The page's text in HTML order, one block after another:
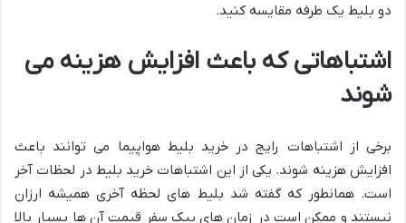
دو بلیط یک طرفه مقایسه کنید.
اشتباهاتی که باعث افزایش هزینه می
شوند
برخی از اشتباهات رایج در خرید بلیط هواپیما می توانند باعث
افزایش هزینه شوند. یکی از این اشتباهات خرید بلیط در لحظات آخر
است. همانطور که گفته شد بلیط های لحظه آخری همیشه ارزان
نیستند و ممکن است در زمان های پیک سفر قیمت آن ها بسیار بالا